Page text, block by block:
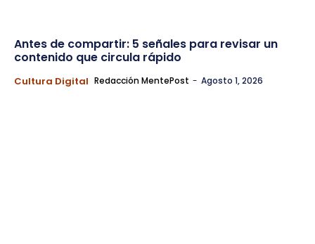
Antes de compartir: 5 señales para revisar un
contenido que circula rápido
Cultura Digital Redacción MentePost - Agosto 1, 2026